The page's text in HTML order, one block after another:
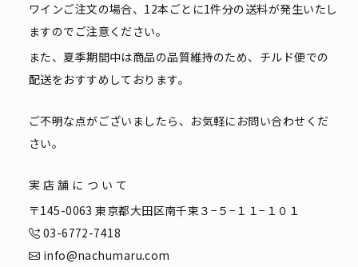
ワインご注文の場合、12本ごとに1件分の送料が発生いたし
ますのでご注意ください。
また、夏季期間中は商品の品質維持のため、チルド便での
配送をおすすめしております。
ご不明な点がございましたら、お気軽にお問い合わせくだ
さい。
実店舗について
〒145-0063 東京都大田区南千束３−５−１１−１０１
03-6772-7418
info@nachumaru.com